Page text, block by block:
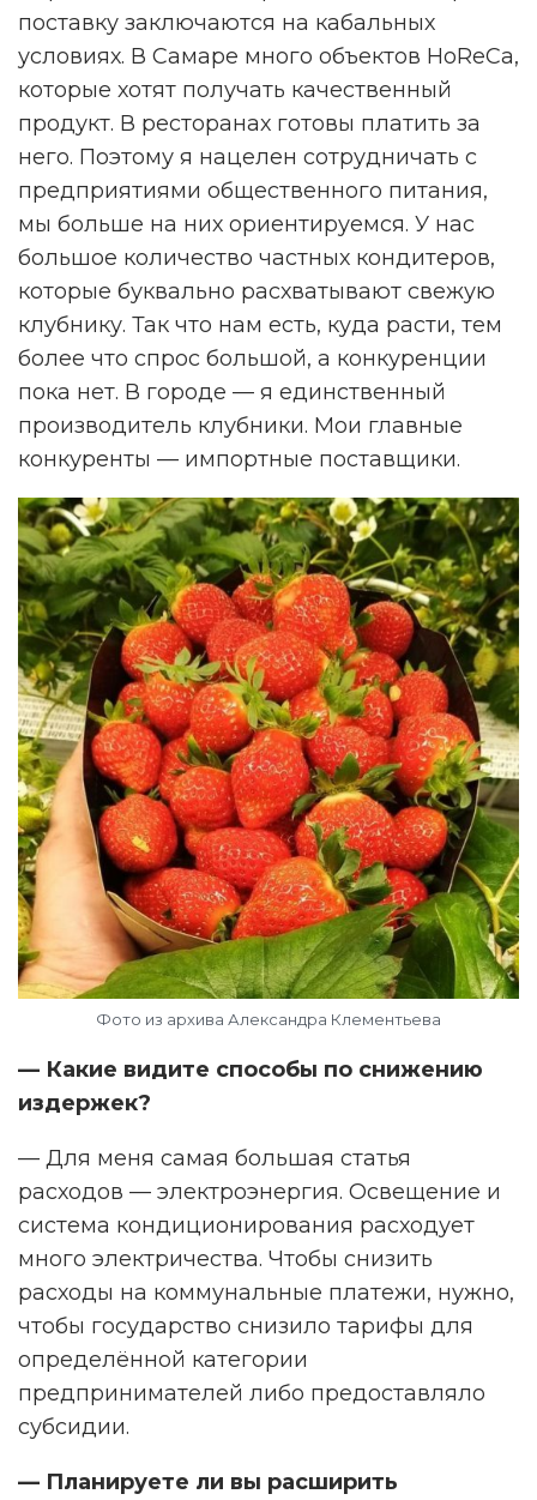
поставку заключаются на кабальных
условиях. В Самаре много объектов HoReCa,
которые хотят получать качественный
продукт. В ресторанах готовы платить за
него. Поэтому я нацелен сотрудничать с
предприятиями общественного питания,
мы больше на них ориентируемся. У нас
большое количество частных кондитеров,
которые буквально расхватывают свежую
клубнику. Так что нам есть, куда расти, тем
более что спрос большой, а конкуренции
пока нет. В городе — я единственный
производитель клубники. Мои главные
конкуренты — импортные поставщики.
Фото из архива Александра Клементьева
— Какие видите способы по снижению
издержек?
— Для меня самая большая статья
расходов — электроэнергия. Освещение и
система кондиционирования расходует
много электричества. Чтобы снизить
расходы на коммунальные платежи, нужно,
чтобы государство снизило тарифы для
определённой категории
предпринимателей либо предоставляло
субсидии.
— Планируете ли вы расширить